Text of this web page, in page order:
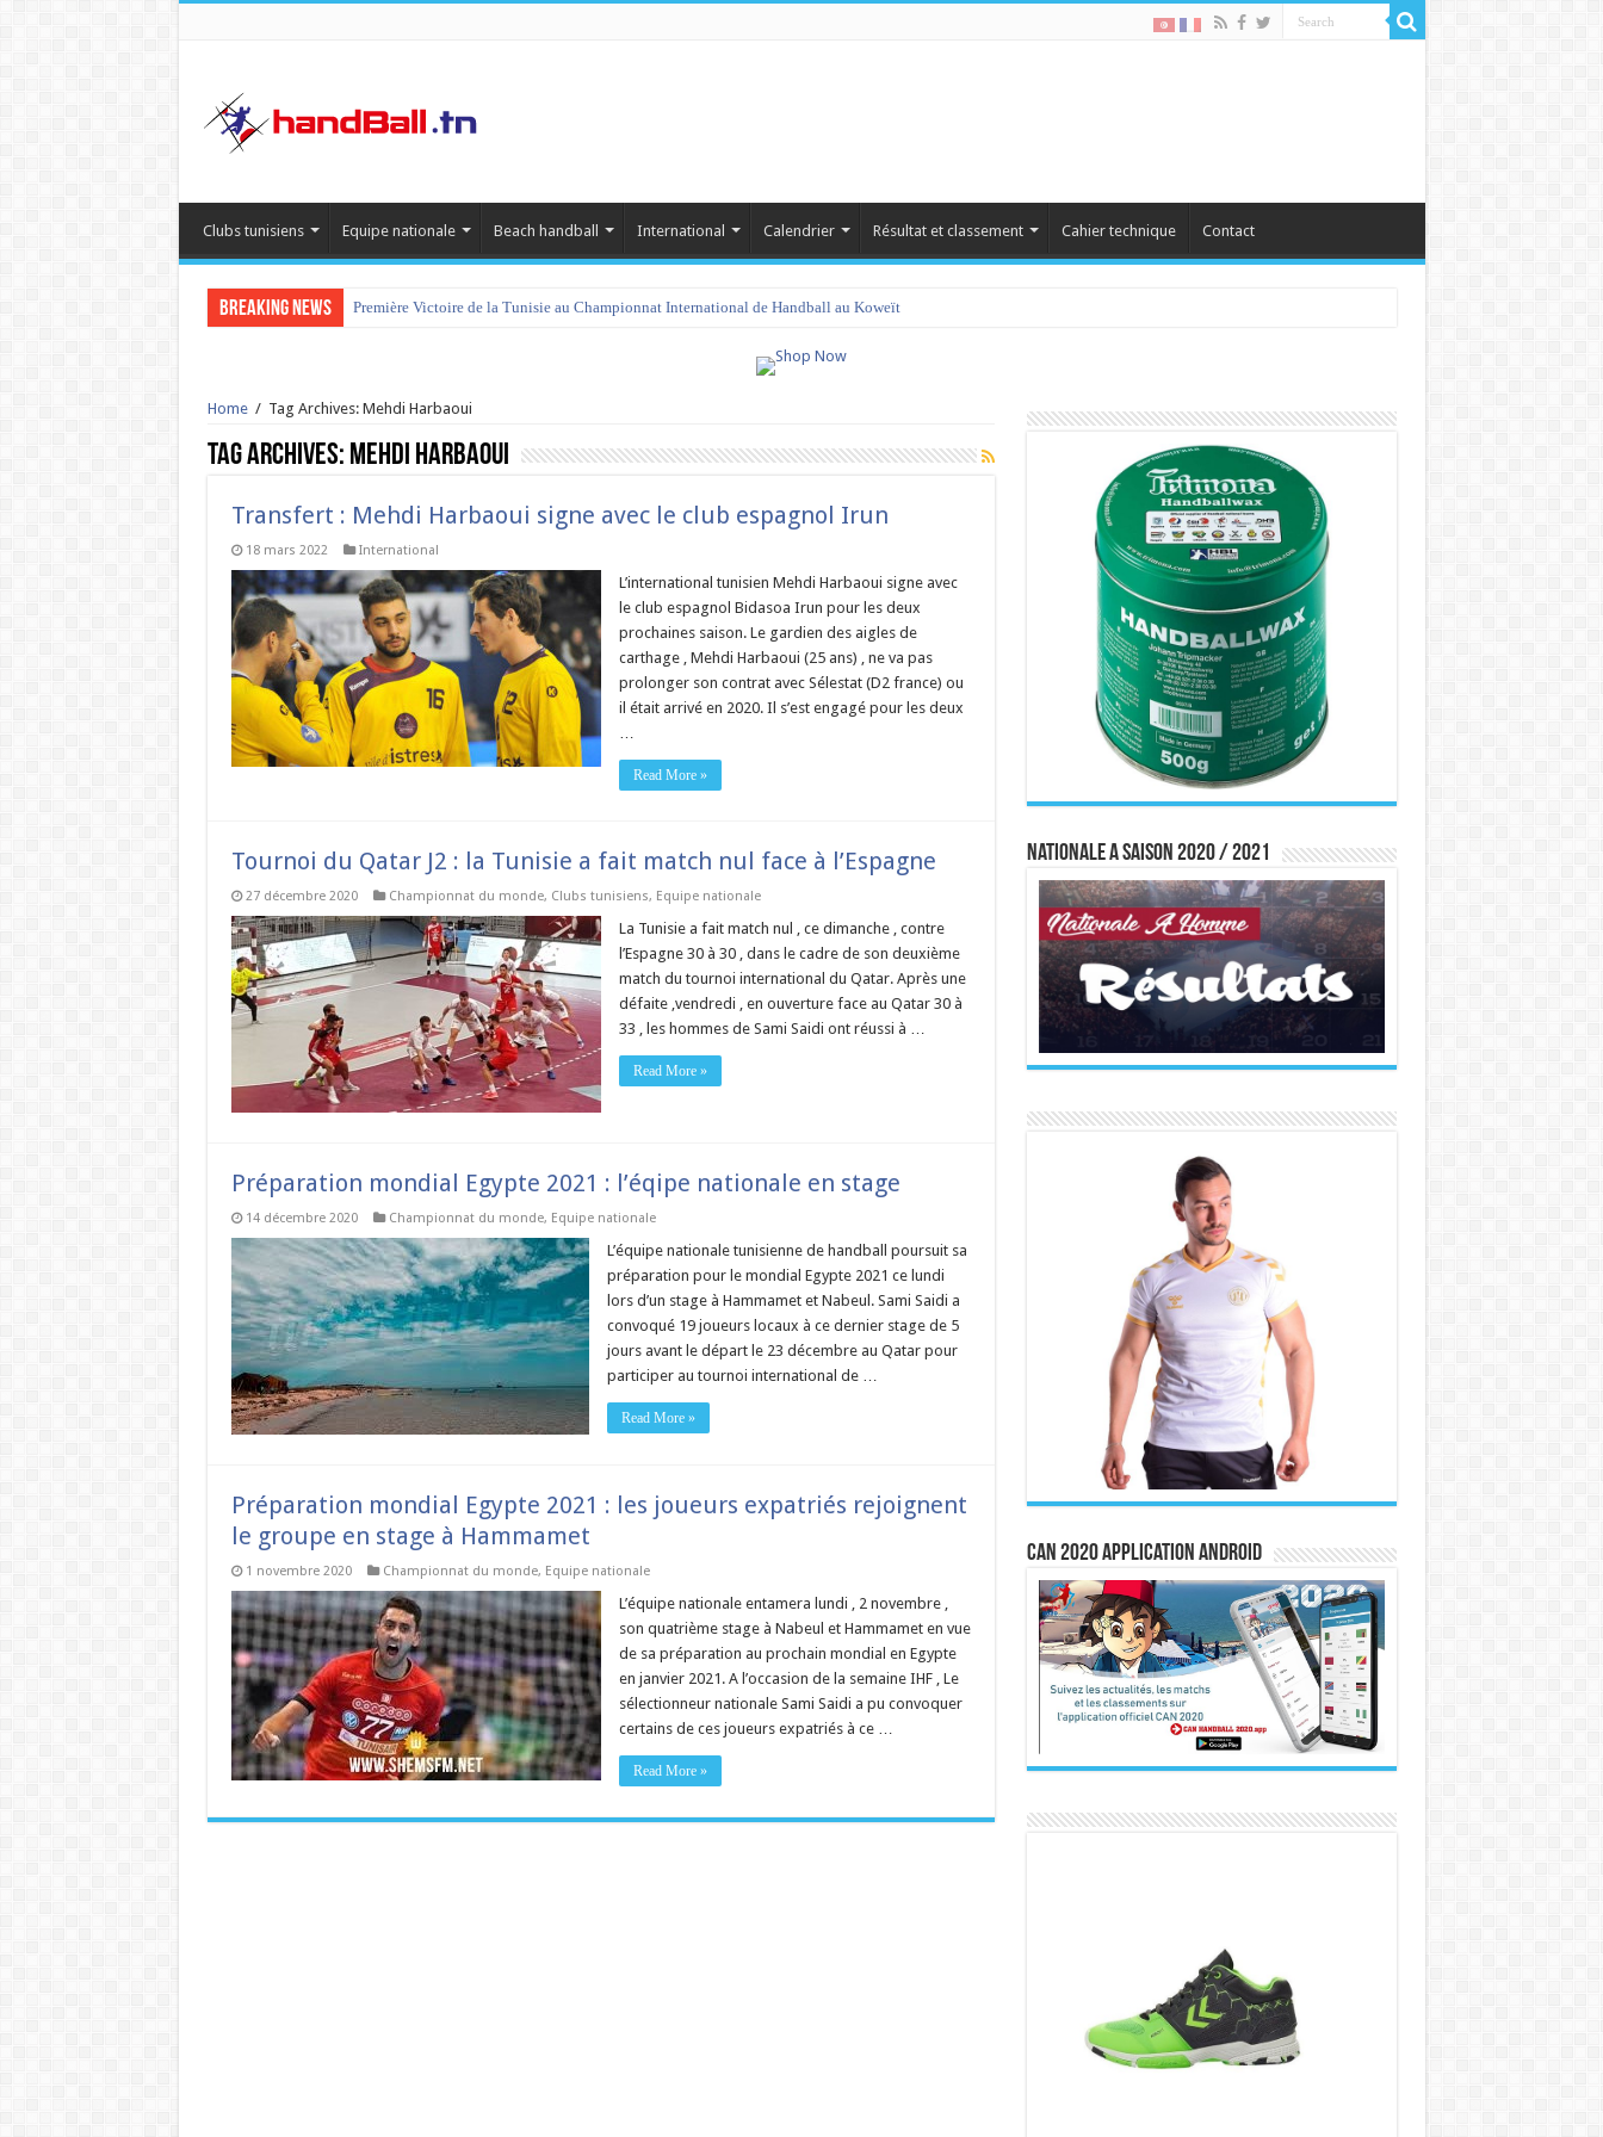
Clubs tunisiens Equipe nationale Beach handball International Calendrier Résultat et classement Cahier technique Contact
Breaking News Première Victoire de la Tunisie au Championnat International de Handball au Koweït
Home / Tag Archives: Mehdi Harbaoui
Tag Archives: Mehdi Harbaoui
Transfert : Mehdi Harbaoui signe avec le club espagnol Irun
18 mars 2022 International
L’international tunisien Mehdi Harbaoui signe avec
le club espagnol Bidasoa Irun pour les deux
prochaines saison. Le gardien des aigles de
carthage , Mehdi Harbaoui (25 ans) , ne va pas
prolonger son contrat avec Sélestat (D2 france) ou
il était arrivé en 2020. Il s’est engagé pour les deux
…
Read More »
Tournoi du Qatar J2 : la Tunisie a fait match nul face à l’Espagne
27 décembre 2020 Championnat du monde, Clubs tunisiens, Equipe nationale
La Tunisie a fait match nul , ce dimanche , contre
l’Espagne 30 à 30 , dans le cadre de son deuxième
match du tournoi international du Qatar. Après une
défaite ,vendredi , en ouverture face au Qatar 30 à
33 , les hommes de Sami Saidi ont réussi à …
Read More »
Préparation mondial Egypte 2021 : l’éqipe nationale en stage
14 décembre 2020 Championnat du monde, Equipe nationale
L’équipe nationale tunisienne de handball poursuit sa
préparation pour le mondial Egypte 2021 ce lundi
lors d’un stage à Hammamet et Nabeul. Sami Saidi a
convoqué 19 joueurs locaux à ce dernier stage de 5
jours avant le départ le 23 décembre au Qatar pour
participer au tournoi international de …
Read More »
Préparation mondial Egypte 2021 : les joueurs expatriés rejoignent
le groupe en stage à Hammamet
1 novembre 2020 Championnat du monde, Equipe nationale
L’équipe nationale entamera lundi , 2 novembre ,
son quatrième stage à Nabeul et Hammamet en vue
de sa préparation au prochain mondial en Egypte
en janvier 2021. A l’occasion de la semaine IHF , Le
sélectionneur nationale Sami Saidi a pu convoquer
certains de ces joueurs expatriés à ce …
Read More »
Nationale A saison 2020 / 2021
CAN 2020 Application Android